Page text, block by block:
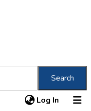
Search
Log In (current)